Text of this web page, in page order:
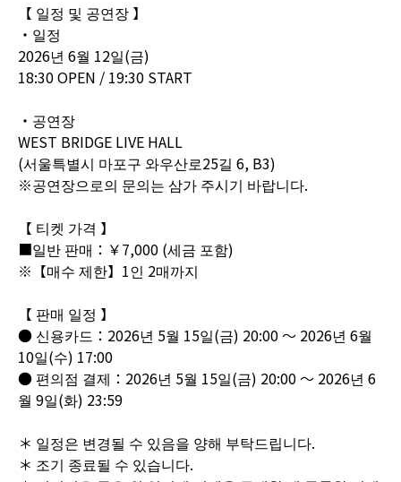
【 일정 및 공연장 】
・일정
2026년 6월 12일(금)
18:30 OPEN / 19:30 START
・공연장
WEST BRIDGE LIVE HALL
(서울특별시 마포구 와우산로25길 6, B3)
※공연장으로의 문의는 삼가 주시기 바랍니다.
【 티켓 가격 】
■일반 판매：￥7,000 (세금 포함)
※【매수 제한】1인 2매까지
【 판매 일정 】
● 신용카드：2026년 5월 15일(금) 20:00 ～ 2026년 6월
10일(수) 17:00
● 편의점 결제：2026년 5월 15일(금) 20:00 ～ 2026년 6
월 9일(화) 23:59
＊ 일정은 변경될 수 있음을 양해 부탁드립니다.
＊ 조기 종료될 수 있습니다.